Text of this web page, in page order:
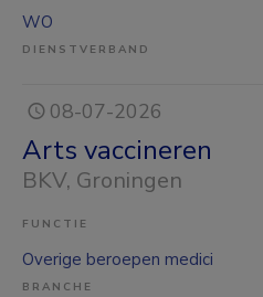
WO
DIENSTVERBAND
08-07-2026
Arts vaccineren
BKV, Groningen
FUNCTIE
Overige beroepen medici
BRANCHE